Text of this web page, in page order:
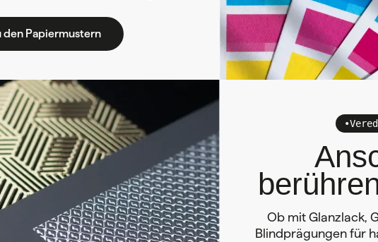
den Papiermustern
•
Ob mit Glanzlack,
Blindprägungen für